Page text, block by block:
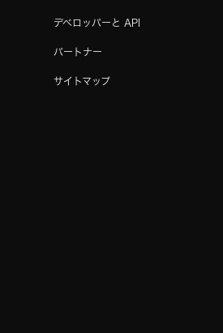
デベロッパーと API
パートナー
サイトマップ